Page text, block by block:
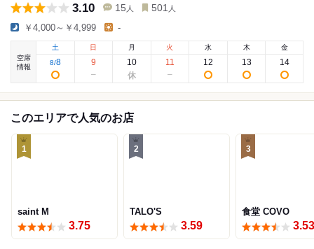
3.10 15 人 501 人
￥4,000～￥4,999 -
空席
情報
土
8/8
日
9
月
10
火
11
水
12
木
13
金
14
このエリアで人気のお店
1
saint M
3.75
2
TALO'S
3.59
3
食堂 COVO
3.53